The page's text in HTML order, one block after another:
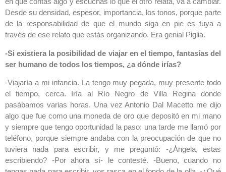
Desde su densidad, espesor, importancia, los tonos, porque parte
de la responsabilidad de que el mundo siga en pie es tuya a
través de ese relato que estás organizando. Era genial Piglia.
-Si existiera la posibilidad de viajar en el tiempo, fantasías del
ser humano de todos los tiempos, ¿a dónde irías?
-Viajaría a mi infancia. La tengo muy pegada, muy presente todo
el tiempo, cerca. Iría al Río Negro de Villa Regina donde
pasábamos varias horas. Una vez Antonio Dal Macetto me dijo
algo que fue como una moneda de oro que depositó en mi mano
y siempre que tengo oportunidad la paso: una tarde me llamó por
teléfono, porque siempre andaba con la preocupación de que no
tuviera nada para escribir, y me preguntó: -¿Ángela, estas
escribiendo? -Por ahora sí- le contesté. -Bueno, cuando no